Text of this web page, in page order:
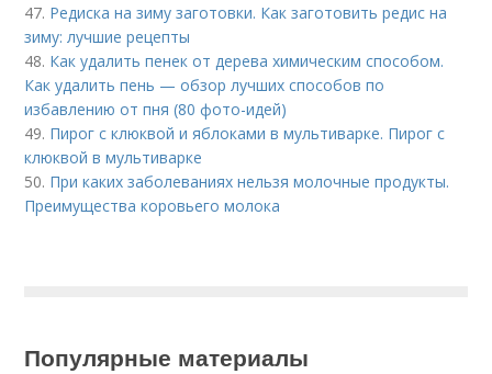
47. Редиска на зиму заготовки. Как заготовить редис на
зиму: лучшие рецепты
48. Как удалить пенек от дерева химическим способом.
Как удалить пень — обзор лучших способов по
избавлению от пня (80 фото-идей)
49. Пирог с клюквой и яблоками в мультиварке. Пирог с
клюквой в мультиварке
50. При каких заболеваниях нельзя молочные продукты.
Преимущества коровьего молока
Популярные материалы